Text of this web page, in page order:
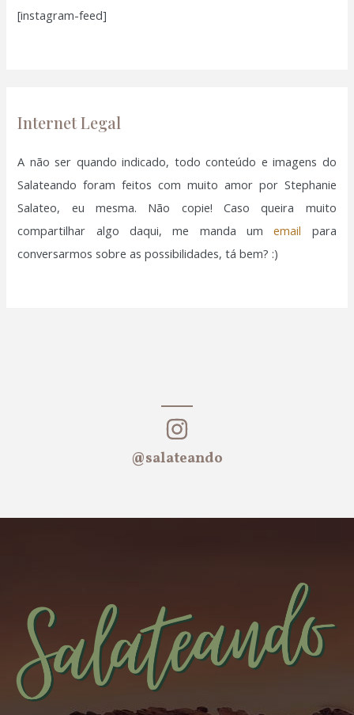
s
r
[instagram-feed]
Internet Legal
A não ser quando indicado, todo conteúdo e imagens do
Salateando foram feitos com muito amor por Stephanie
Salateo, eu mesma. Não copie! Caso queira muito
compartilhar algo daqui, me manda umemail para
conversarmos sobre as possibilidades, tá bem? :)
@salateando